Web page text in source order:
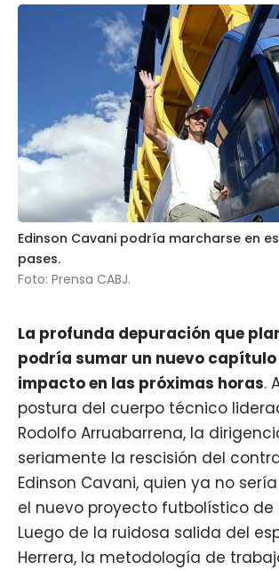
Edinson Cavani podría marcharse en
pases.
Foto: Prensa CABJ.
La profunda depuración que
podría sumar un nuevo
impacto en las próximas horas.
postura del cuerpo técnico
Rodolfo Arruabarrena, la
seriamente la rescisión del
Edinson Cavani, quien ya no
el nuevo proyecto futbolístico de
Luego de la ruidosa salida del
Herrera, la metodología de